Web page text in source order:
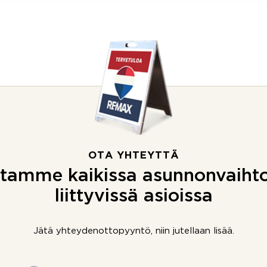
OTA YHTEYTTÄ
kaikissa
liittyvissä asioissa
Jätä yhteydenottopyyntö, niin jutellaan lisää.